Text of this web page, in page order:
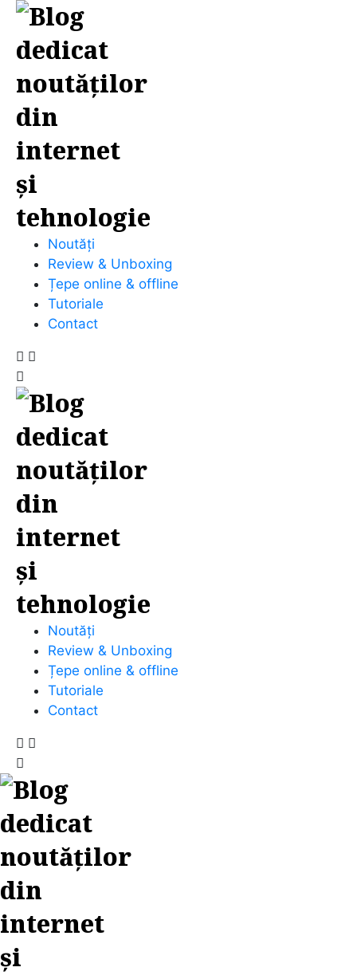
Noutăți
Review & Unboxing
Țepe online & offline
Tutoriale
Contact
Noutăți
Review & Unboxing
Țepe online & offline
Tutoriale
Contact